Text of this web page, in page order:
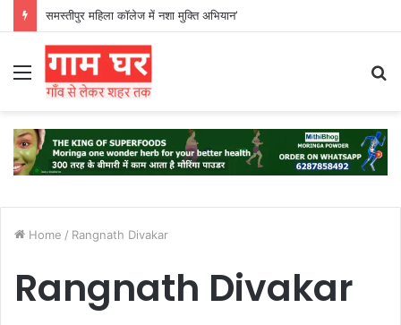
समस्तीपुर महिला कॉलेज में नशा मुक्ति अभियान’
Menu
Home / Rangnath Divakar
Rangnath Divakar